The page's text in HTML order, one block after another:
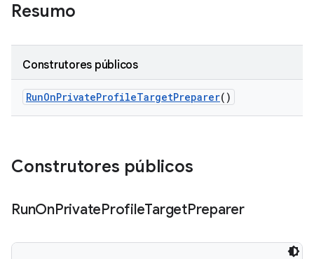
Resumo
Construtores públicos
RunOnPrivateProfileTargetPreparer()
Construtores públicos
RunOnPrivateProfileTargetPreparer